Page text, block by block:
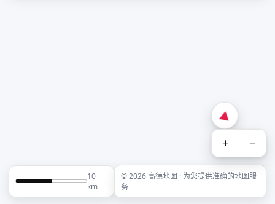
+ −
10
km
© 2026 高德地图 · 为您提供准确的地图服
务